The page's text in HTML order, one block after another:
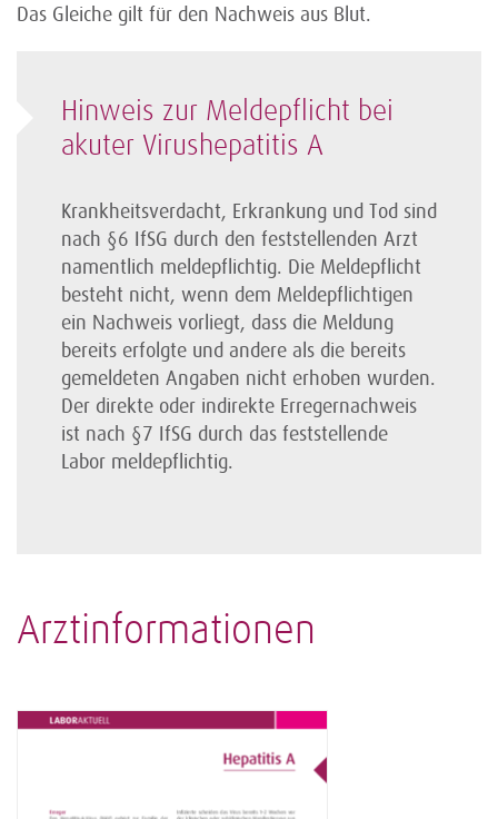
Das Gleiche gilt für den Nachweis aus Blut.
Hinweis zur Meldepflicht bei
akuter Virushepatitis A
Krankheitsverdacht, Erkrankung und Tod sind
nach §6 IfSG durch den feststellenden Arzt
namentlich meldepflichtig. Die Meldepflicht
besteht nicht, wenn dem Meldepflichtigen
ein Nachweis vorliegt, dass die Meldung
bereits erfolgte und andere als die bereits
gemeldeten Angaben nicht erhoben wurden.
Der direkte oder indirekte Erregernachweis
ist nach §7 IfSG durch das feststellende
Labor meldepflichtig.
Arztinformationen